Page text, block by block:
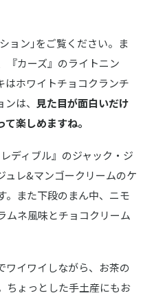
ョン｣をご覧ください。ま
『カーズ』のライトニン
はホワイトチョコクランチ
は、 見た目が面白いだけ
楽しめますね。
ディブル』のジャック・ジ
ュレ&マンゴークリームのケ
。また下段のまん中、ニモ
ムネ風味とチョコクリーム
ワイワイしながら、お茶の
ちょっとした手土産にもお